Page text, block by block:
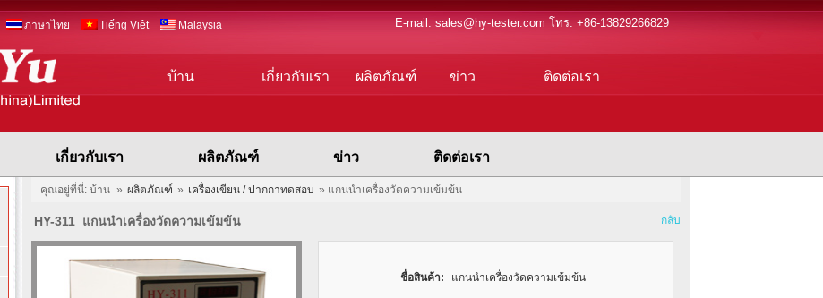
Malaysia
Tiếng Việt
ภาษาไทย E-mail: sales@hy-tester.com โทร: +86-13829266829
บ้าน เกี่ยวกับเรา ผลิตภัณฑ์ ข่าว ติดต่อเรา
เกี่ยวกับเรา ผลิตภัณฑ์ ข่าว ติดต่อเรา
คุณอยู่ที่นี่: บ้าน » ผลิตภัณฑ์ » เครื่องเขียน / ปากกาทดสอบ » แกนนำเครื่องวัดความเข้มข้น
กลับ
HY-311 แกนนำเครื่องวัดความเข้มข้น
ชื่อสินค้า: แกนนำเครื่องวัดความเข้มข้น